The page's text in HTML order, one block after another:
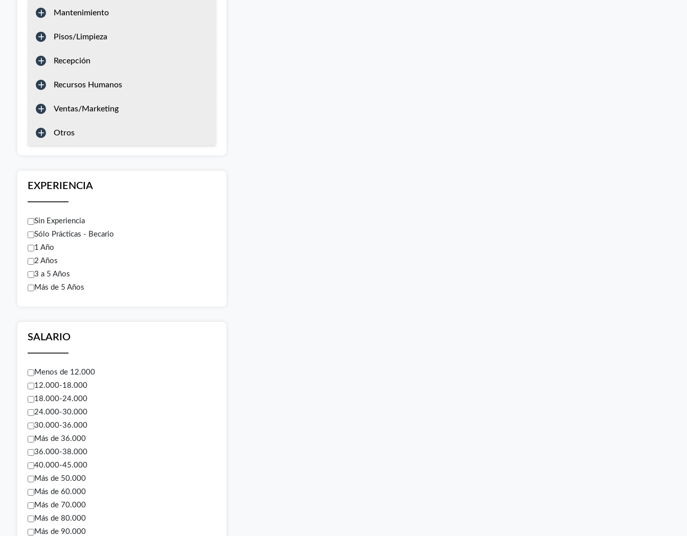
Mantenimiento
Pisos/Limpieza
Recepción
Recursos Humanos
Ventas/Marketing
Otros
EXPERIENCIA
Sin Experiencia
Sólo Prácticas - Becario
1 Año
2 Años
3 a 5 Años
Más de 5 Años
SALARIO
Menos de 12.000
12.000-18.000
18.000-24.000
24.000-30.000
30.000-36.000
Más de 36.000
36.000-38.000
40.000-45.000
Más de 50.000
Más de 60.000
Más de 70.000
Más de 80.000
Más de 90.000